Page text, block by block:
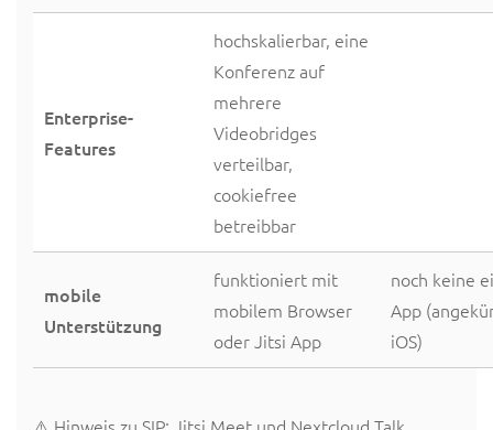
Enterprise-
Features
hochskalierbar, eine
Konferenz auf
mehrere
Videobridges
verteilbar,
cookiefree
betreibbar
mobile
Unterstützung
funktioniert mit
mobilem Browser
oder Jitsi App
noch keine
App
iOS)